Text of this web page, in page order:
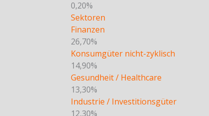
0,20%
Sektoren
Finanzen
26,70%
Konsumgüter nicht-zyklisch
14,90%
Gesundheit / Healthcare
13,30%
Industrie / Investitionsgüter
12,30%